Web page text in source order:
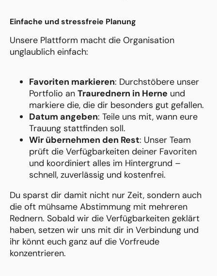
Einfache und stressfreie Planung
Unsere Plattform macht die Organisation
unglaublich einfach:
Favoriten markieren: Durchstöbere unser
Portfolio an Traurednern in Herne und
markiere die, die dir besonders gut gefallen.
Datum angeben: Teile uns mit, wann eure
Trauung stattfinden soll.
Wir übernehmen den Rest: Unser Team
prüft die Verfügbarkeiten deiner Favoriten
und koordiniert alles im Hintergrund –
schnell, zuverlässig und kostenfrei.
Du sparst dir damit nicht nur Zeit, sondern auch
die oft mühsame Abstimmung mit mehreren
Rednern. Sobald wir die Verfügbarkeiten geklärt
haben, setzen wir uns mit dir in Verbindung und
ihr könnt euch ganz auf die Vorfreude
konzentrieren.